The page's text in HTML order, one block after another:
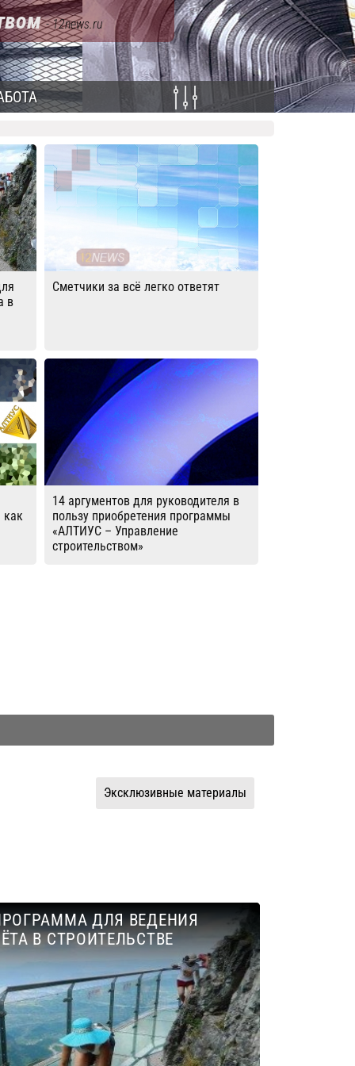
- 12news.ru
в
Сметчики за всё легко ответят
как
14 аргументов для руководителя в
пользу приобретения программы
«АЛТИУС – Управление
строительством»
Эксклюзивные материалы
ДЛЯ ВЕДЕНИЯ
В СТРОИТЕЛЬСТВЕ